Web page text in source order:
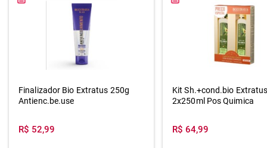
Finalizador Bio Extratus 250g
Antienc.be.use
R$ 52,99
Kit Sh.+cond.bio
2x250ml Pos Quimica
R$ 64,99